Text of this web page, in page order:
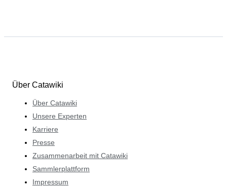
Über Catawiki
Über Catawiki
Unsere Experten
Karriere
Presse
Zusammenarbeit mit Catawiki
Sammlerplattform
Impressum